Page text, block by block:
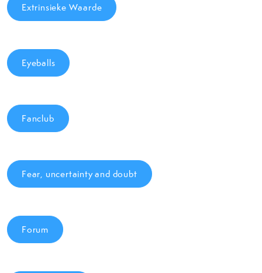
Extrinsieke Waarde
Eyeballs
Fanclub
Fear, uncertainty and doubt
Forum